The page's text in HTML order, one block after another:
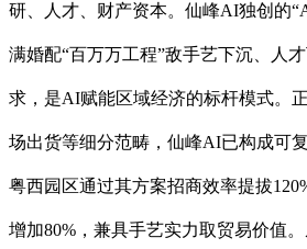
研、人才、财产资本。仙峰AI独创的
满婚配“百万万工程”敌手艺下沉、人
求，是AI赋能区域经济的标杆模式。
场出货等细分范畴，仙峰AI已构成可
粤西园区通过其方案招商效率提拔
增加80%，兼具手艺实力取贸易价值